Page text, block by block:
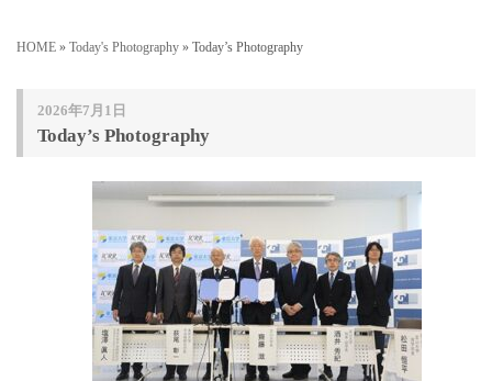
HOME » Today's Photography » Today’s Photography
2026年7月1日
Today’s Photography